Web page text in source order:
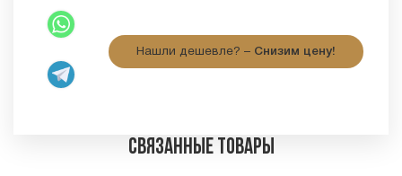
Нашли дешевле? – Снизим цену!
Связанные товары